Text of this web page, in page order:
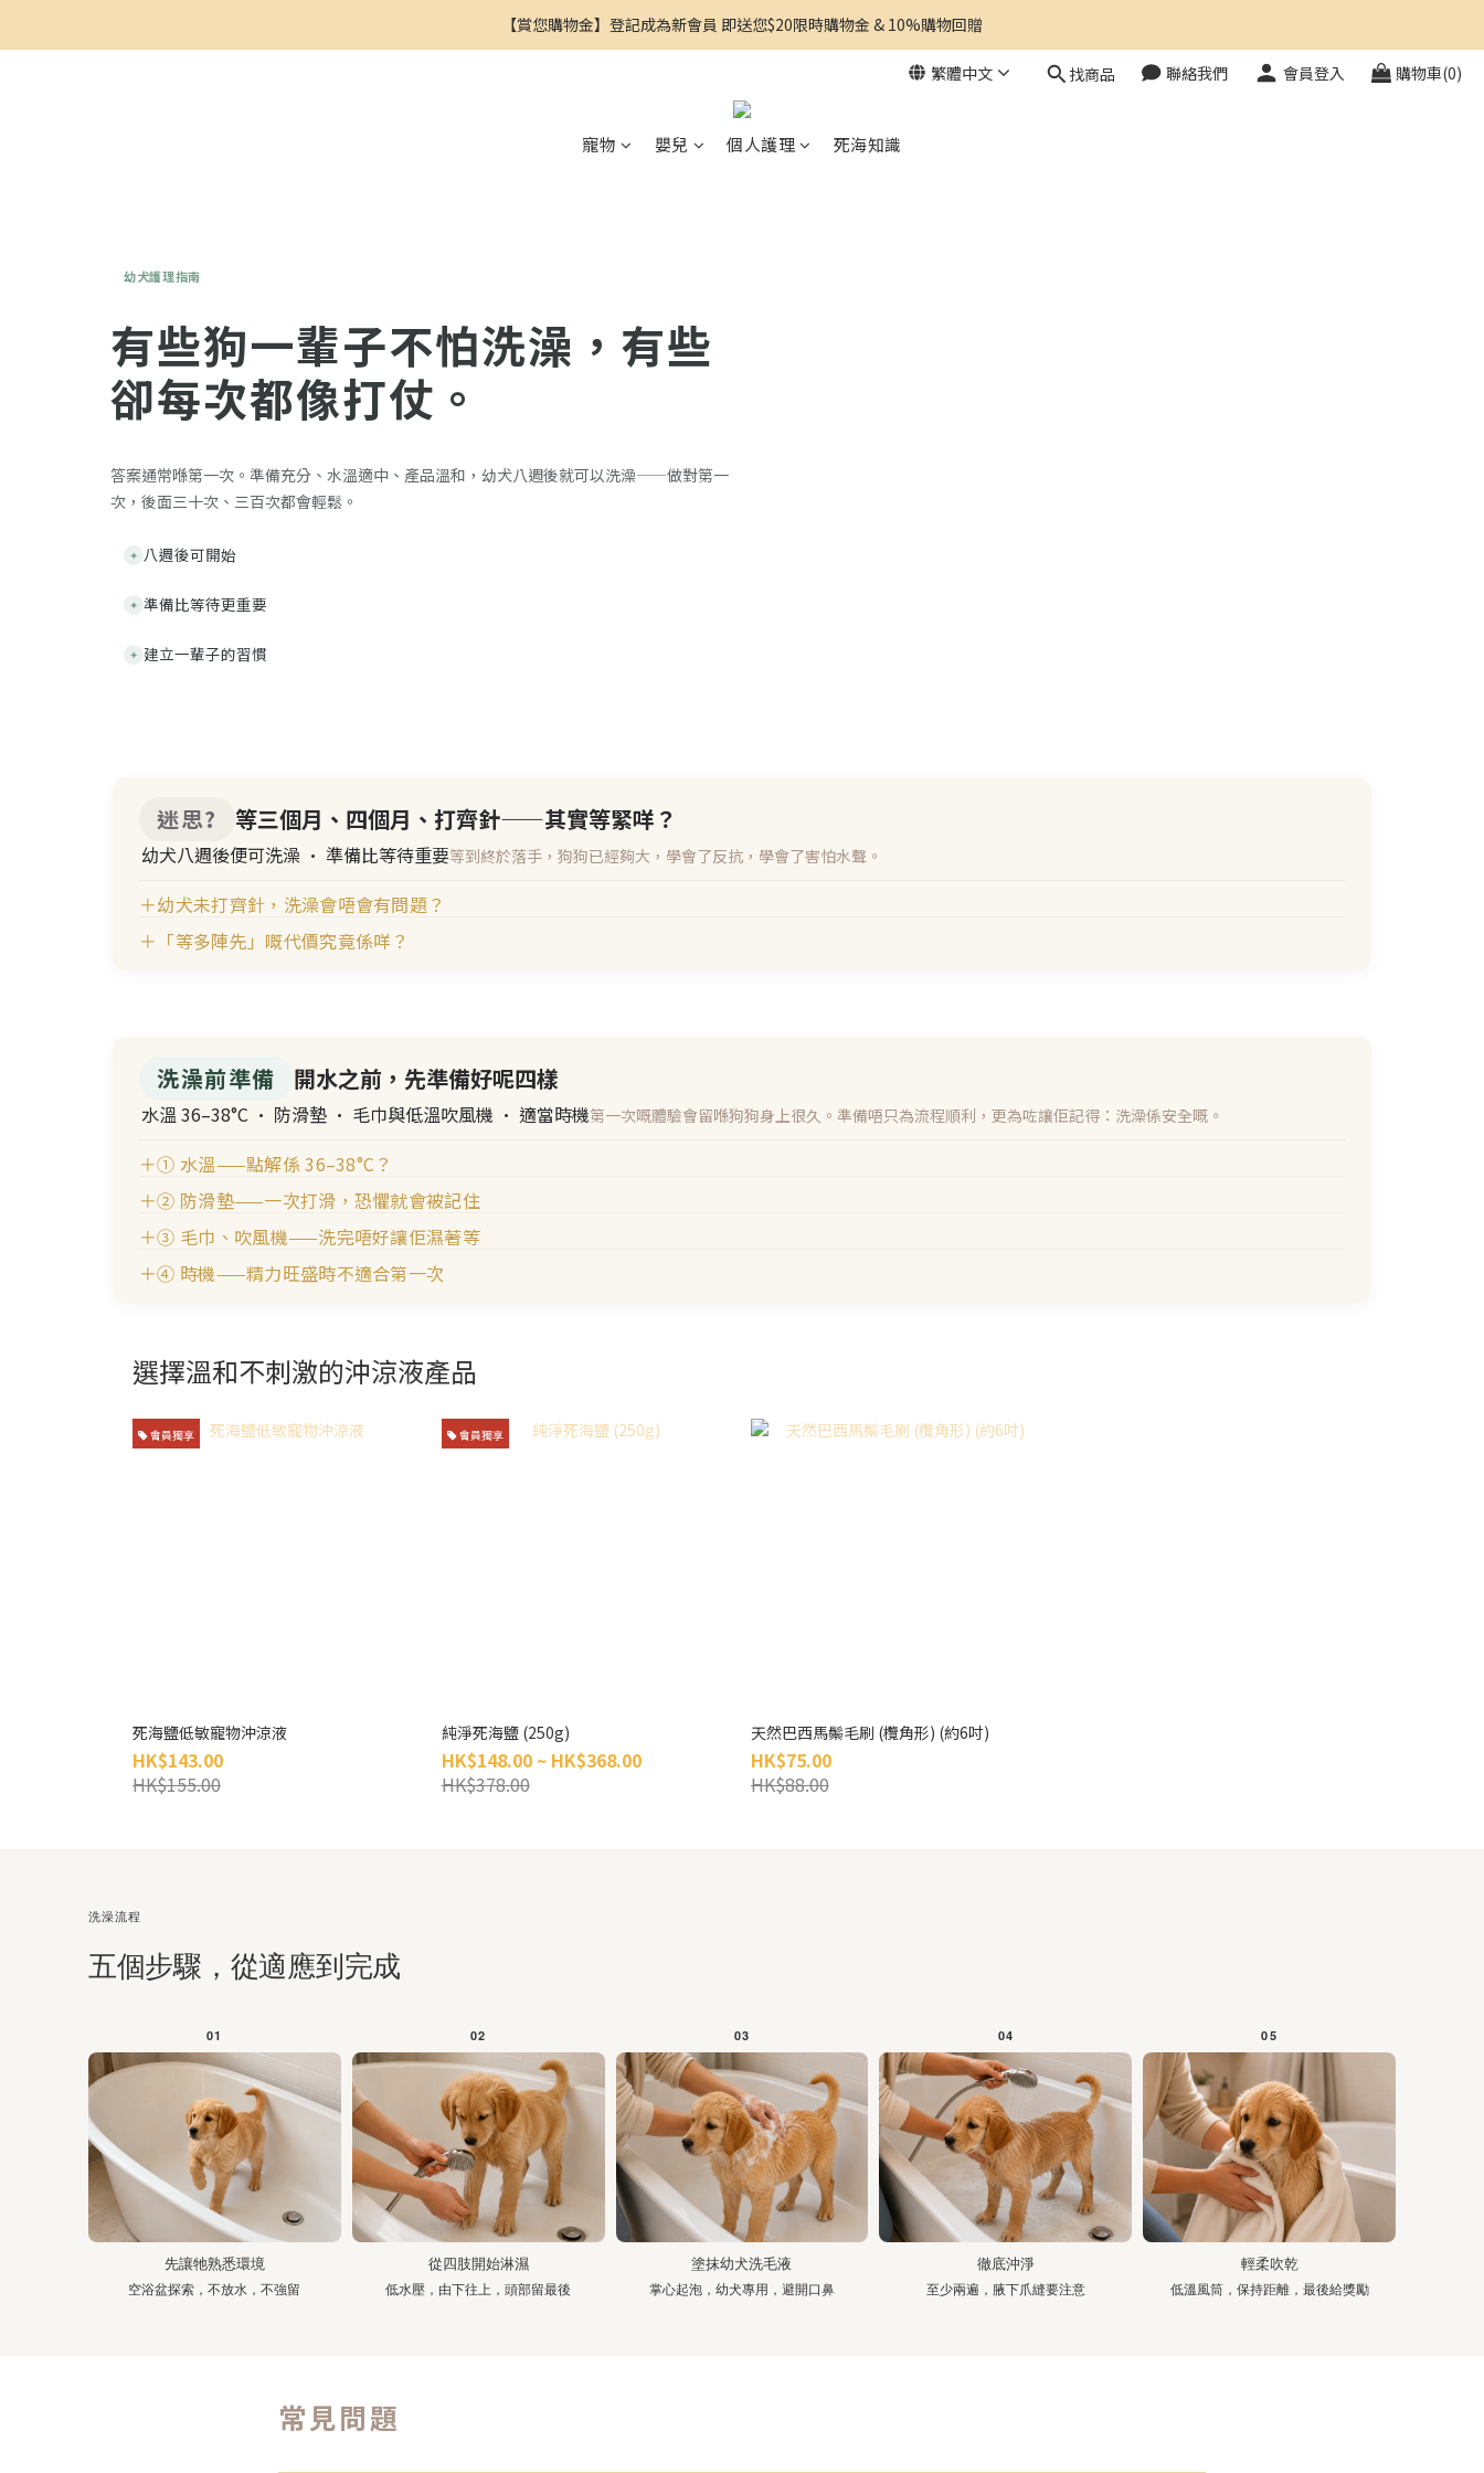
【賞您購物金】登記成為新會員 即送您$20限時購物金 & 10%購物回贈
繁體中文 找商品 聯絡我們 會員登入 購物車(0)
寵物 嬰兒 個人護理 死海知識
幼犬護理指南
有些狗一輩子不怕洗澡，有些
卻每次都像打仗。
答案通常喺第一次。準備充分、水溫適中、產品溫和，幼犬八週後就可以洗澡——做對第一
次，後面三十次、三百次都會輕鬆。
✦ 八週後可開始
✦ 準備比等待更重要
✦ 建立一輩子的習慣
迷思? 等三個月、四個月、打齊針——其實等緊咩？
幼犬八週後便可洗澡 · 準備比等待重要等到終於落手，狗狗已經夠大，學會了反抗，學會了害怕水聲。
＋幼犬未打齊針，洗澡會唔會有問題？
＋ 「等多陣先」嘅代價究竟係咩？
洗澡前準備 開水之前，先準備好呢四樣
水溫 36–38°C · 防滑墊 · 毛巾與低溫吹風機 · 適當時機第一次嘅體驗會留喺狗狗身上很久。準備唔只為流程順利，更為咗讓佢記得：洗澡係安全嘅。
＋① 水溫——點解係 36–38°C？
＋② 防滑墊——一次打滑，恐懼就會被記住
＋③ 毛巾、吹風機——洗完唔好讓佢濕著等
＋④ 時機——精力旺盛時不適合第一次
選擇溫和不刺激的沖涼液產品
會員獨享
死海鹽低敏寵物沖涼液
HK$143.00
HK$155.00
會員獨享
純淨死海鹽 (250g)
HK$148.00 ~ HK$368.00
HK$378.00
天然巴西馬鬃毛刷 (欖角形) (約6吋)
HK$75.00
HK$88.00
洗澡流程
五個步驟，從適應到完成
01
先讓牠熟悉環境
空浴盆探索，不放水，不強留
02
從四肢開始淋濕
低水壓，由下往上，頭部留最後
03
塗抹幼犬洗毛液
掌心起泡，幼犬專用，避開口鼻
04
徹底沖淨
至少兩遍，腋下爪縫要注意
05
輕柔吹乾
低溫風筒，保持距離，最後給獎勵
常見問題